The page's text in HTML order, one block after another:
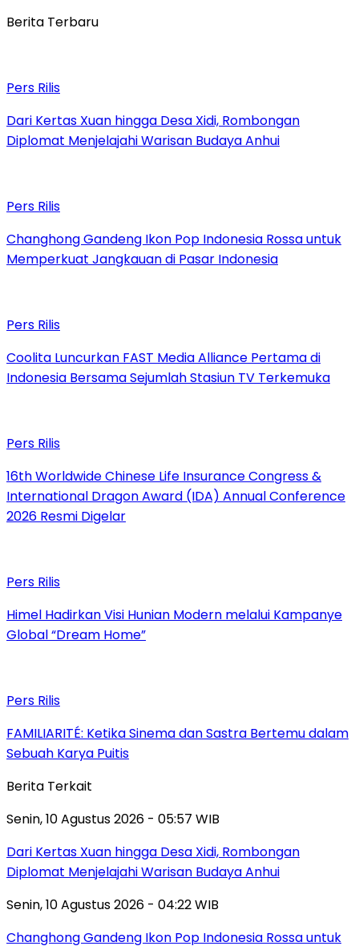
Berita Terbaru
Pers Rilis
Dari Kertas Xuan hingga Desa Xidi, Rombongan
Diplomat Menjelajahi Warisan Budaya Anhui
Pers Rilis
Changhong Gandeng Ikon Pop Indonesia Rossa untuk
Memperkuat Jangkauan di Pasar Indonesia
Pers Rilis
Coolita Luncurkan FAST Media Alliance Pertama di
Indonesia Bersama Sejumlah Stasiun TV Terkemuka
Pers Rilis
16th Worldwide Chinese Life Insurance Congress &
International Dragon Award (IDA) Annual Conference
2026 Resmi Digelar
Pers Rilis
Himel Hadirkan Visi Hunian Modern melalui Kampanye
Global “Dream Home”
Pers Rilis
FAMILIARITÉ: Ketika Sinema dan Sastra Bertemu dalam
Sebuah Karya Puitis
Berita Terkait
Senin, 10 Agustus 2026 - 05:57 WIB
Dari Kertas Xuan hingga Desa Xidi, Rombongan
Diplomat Menjelajahi Warisan Budaya Anhui
Senin, 10 Agustus 2026 - 04:22 WIB
Changhong Gandeng Ikon Pop Indonesia Rossa untuk